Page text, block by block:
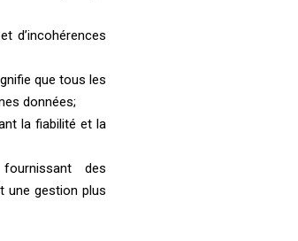
d’incohérences
que tous les
données;
la fiabilité et la
des
une gestion plus